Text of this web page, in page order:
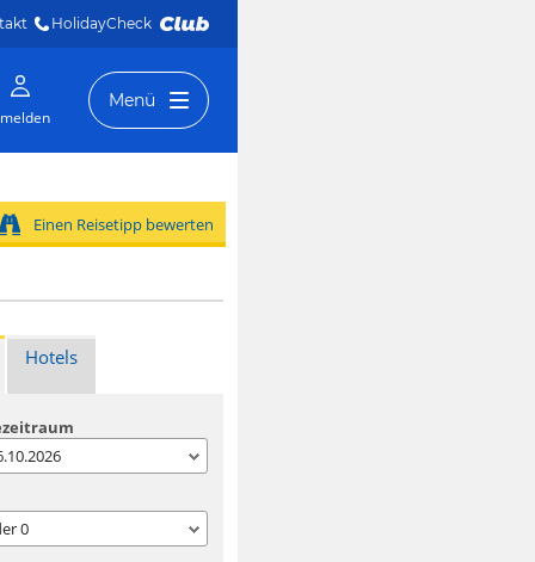
HolidayCheck
Menü
Einen Reisetipp bewerten
Hotels
0